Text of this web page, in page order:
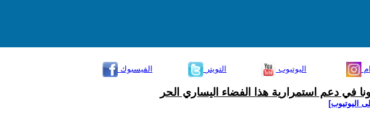
الفيسبوك
التويتر اليوتيوب
في دعم استمرارية هذا الفضاء اليساري الحر
اليوتيوب]